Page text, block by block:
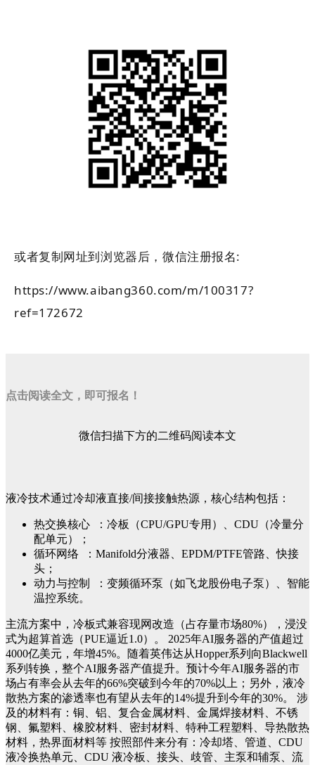
或者复制网址到浏览器后，微信注册报名:
https://www.aibang360.com/m/100317?
ref=172672
点击阅读全文，即可报名！
微信扫描下方的二维码阅读本文
液冷技术通过冷却液直接/间接接触热源，核心结构包括：
热交换核心 ：冷板（CPU/GPU专用）、CDU（冷量分
配单元）；
循环网络 ：Manifold分液器、EPDM/PTFE管路、快接
头；
动力与控制 ：变频循环泵（如飞龙股份电子泵）、智能
温控系统。
主流方案中，冷板式兼容现网改造（占存量市场80%），浸没
式为超算首选（PUE逼近1.0）。
2025年AI服务器的产值超过
4000亿美元，年增45%。随着英伟达从Hopper系列向Blackwell
系列转换，整个AI服务器产值提升。预计今年AI服务器的市
场占有率会从去年的66%突破到今年的70%以上；另外，液冷
散热方案的渗透率也有望从去年的14%提升到今年的30%。
涉
及的材料有：铜、铝、复合金属材料、金属焊接材料、不锈
钢、氟塑料、橡胶材料、密封材料、特种工程塑料、导热散热
材料，热界面材料等 按照部件来分有：冷却塔、管道、 CDU
液冷换热单元
CDU 液冷板、接头、歧管、主泵和辅泵、流